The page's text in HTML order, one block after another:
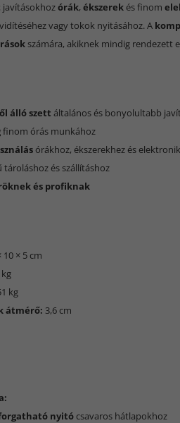
javításokhozórák,ékszerek és finom
vagy tokok nyitásához. A
számára, akiknek mindig rendezett
álló szett általános és bonyolultabb
finom órás munkához
órákhoz, ékszerekhez és
tároláshoz és szállításhoz
és profiknak
10 × 5 cm
kg
átmérő: 3,6 cm
nyitó csavaros hátlapokhoz